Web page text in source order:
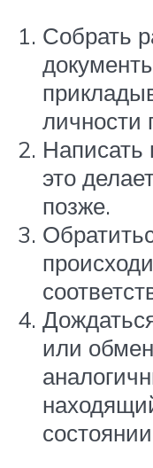
Собрать
личности
Написать
это
позже.
или